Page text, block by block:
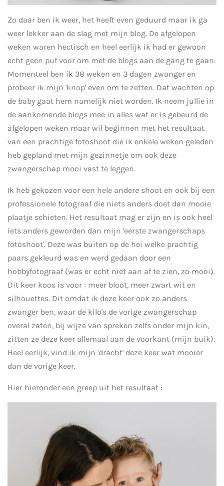
Zo daar ben ik weer, het heeft even geduurd maar ik ga
weer lekker aan de slag met mijn blog. De afgelopen
weken waren hectisch en heel eerlijk ik had er gewoon
echt geen puf voor om met de blogs aan de gang te gaan.
Momenteel ben ik 38 weken en 3 dagen zwanger en
probeer ik mijn 'knop' even om te zetten. Dat wachten op
de baby gaat hem namelijk niet worden. Ik neem jullie in
de aankomende blogs mee in alles wat er is gebeurd de
afgelopen weken maar wil beginnen met het resultaat
van een prachtige fotoshoot die ik enkele weken geleden
heb gepland met mijn gezinnetje om ook deze
zwangerschap mooi vast te leggen.
Ik heb gekozen voor een hele andere shoot en ook bij een
professionele fotograaf die niets anders doet dan mooie
plaatje schieten. Het resultaat mag er zijn en is ook heel
iets anders geworden dan mijn 'eerste zwangerschaps
fotoshoot'. Deze was buiten op de hei welke prachtig
paars gekleurd was en werd gedaan door een
hobbyfotograaf (was er echt niet aan af te zien, zo mooi).
Dit keer koos is voor : meer bloot, meer zwart wit en
silhouettes. Dit omdat ik deze keer ook zo anders
zwanger ben, waar de kilo's de vorige zwangerschap
overal zaten, bij wijze van spreken zelfs onder mijn kin,
zitten ze deze keer allemaal aan de voorkant (mijn buik).
Heel eerlijk, vind ik mijn 'dracht' deze keer wat mooier
dan de vorige keer.
Hier hieronder een greep uit het resultaat :